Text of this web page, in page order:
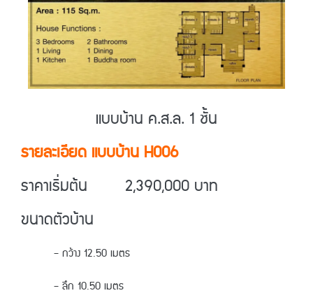
แบบบ้าน ค.ส.ล. 1 ชั้น
รายละเอียด แบบบ้าน H006
ราคาเริ่มต้น 2,390,000 บาท
ขนาดตัวบ้าน
– กว้าง 12.50 เมตร
– ลึก 10.50 เมตร